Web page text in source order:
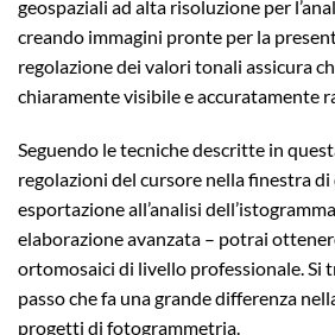
geospaziali ad alta risoluzione per
creando immagini pronte per la
regolazione dei valori tonali assicura
chiaramente visibile e accuratamente
Seguendo le tecniche descritte in
regolazioni del cursore nella finestra di
esportazione all’analisi
elaborazione avanzata – potrai
ortomosaici di livello professionale. Si
passo che fa una grande differenza
progetti di fotogrammetria.